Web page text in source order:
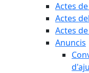
Actes
Actes
Actes
Anuncis